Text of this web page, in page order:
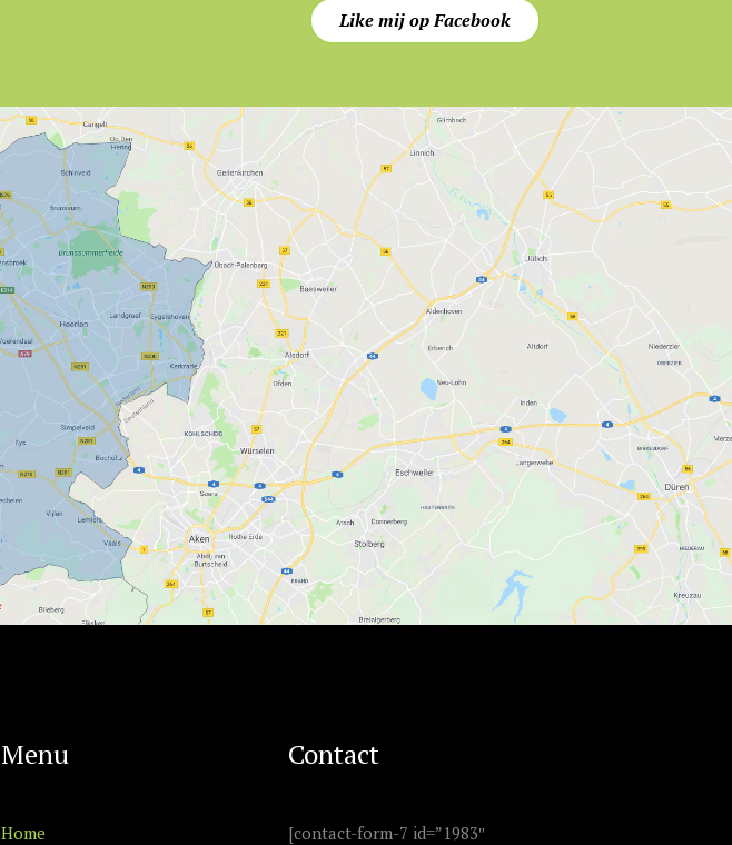
Like mij op Facebook
Menu
Home
Contact
[contact-form-7 id=”1983″